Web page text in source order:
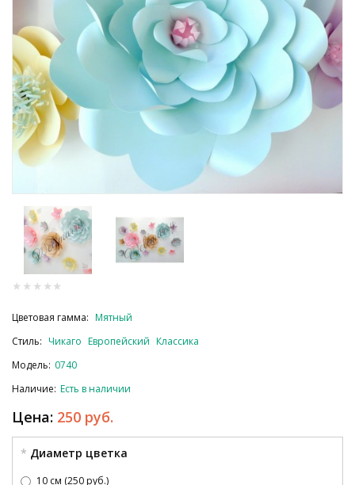
Цветовая гамма: Мятный
Стиль: Чикаго Европейский Классика
Модель: 0740
Наличие: Есть в наличии
Цена: 250 руб.
Диаметр цветка
10 см (250 руб.)